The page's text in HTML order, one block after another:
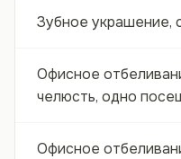
Зубное украшение,
Офисное
челюсть, одно
Офисное